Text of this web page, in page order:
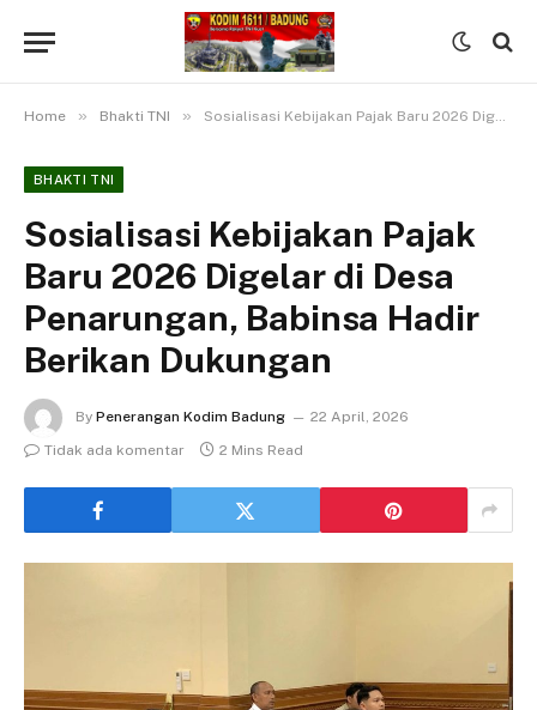
Home » Bhakti TNI » Sosialisasi Kebijakan Pajak Baru 2026 Digelar di Desa Penarungan, Babinsa Hadir Berikan Dukungan
BHAKTI TNI
Sosialisasi Kebijakan Pajak
Baru 2026 Digelar di Desa
Penarungan, Babinsa Hadir
Berikan Dukungan
By Penerangan Kodim Badung
22 April, 2026
Tidak ada komentar
2 Mins Read